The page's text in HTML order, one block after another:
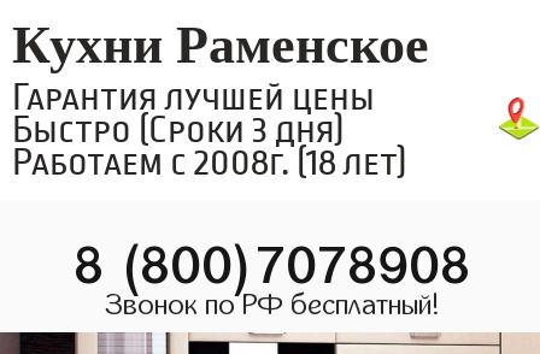
Кухни Раменское
Гарантия лучшей цены
Быстро (Сроки 3 дня)
Работаем с 2008г. (18 лет)
8 (800)7078908
Звонок по РФ бесплатный!